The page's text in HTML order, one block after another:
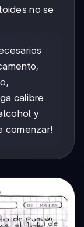
no se
calibre
y
comenzar!